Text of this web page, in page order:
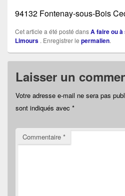
94132 Fontenay-sous-Bois
Cet article a été posté dansA faire ou
Limours . Enregistrer le permalien.
Laisser un
Votre adresse e-mail ne sera pas
sont indiqués avec *
Commentaire *